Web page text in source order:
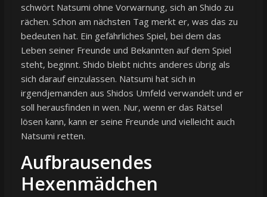
schwört Natsumi ohne Vorwarnung, sich an Shido zu
rächen. Schon am nächsten Tag merkt er, was das zu
bedeuten hat. Ein gefährliches Spiel, bei dem das
Leben seiner Freunde und Bekannten auf dem Spiel
steht, beginnt. Shido bleibt nichts anderes übrig als
sich darauf einzulassen. Natsumi hat sich in
irgendjemanden aus Shidos Umfeld verwandelt und er
soll herausfinden in wen. Nur, wenn er das Rätsel
lösen kann, kann er seine Freunde und vielleicht auch
Natsumi retten.
Aufbrausendes
Hexenmädchen